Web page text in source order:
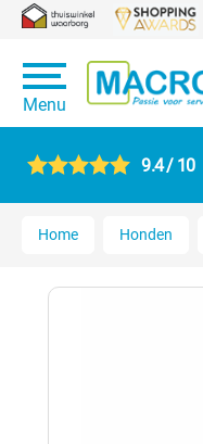
Menu
9.4 / 10
Home Honden